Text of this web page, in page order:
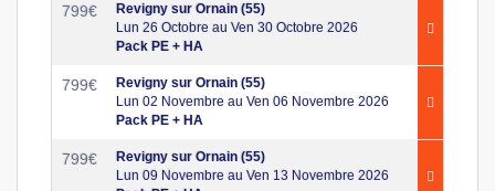
799€
Revigny sur Ornain (55)
Lun 26 Octobre au Ven 30 Octobre 2026
Pack PE + HA
799€
Revigny sur Ornain (55)
Lun 02 Novembre au Ven 06 Novembre 2026
Pack PE + HA
799€
Revigny sur Ornain (55)
Lun 09 Novembre au Ven 13 Novembre 2026